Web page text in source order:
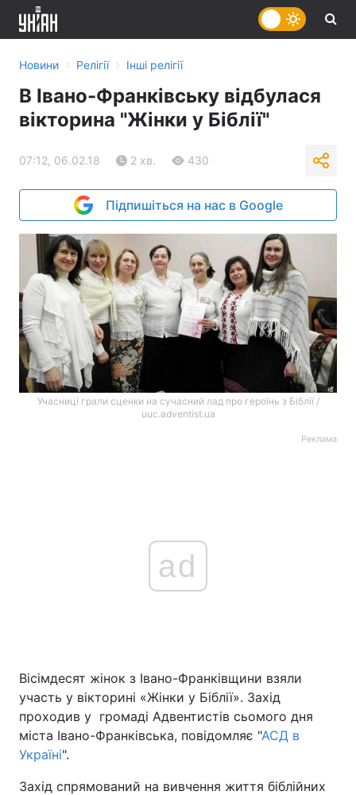
Головна
Новини › Релігії › Інші релігії
В Івано-Франківську відбулася
вікторина "Жінки у Біблії"
07:12, 06.02.18 2 хв. 430
Підпишіться на нас в Google
Учасниці грали сценки на сучасний лад про героїнь з Біблії /
uuc.adventist.ua
Реклама
ad
Вісімдесят жінок з Івано-Франківщини взяли
участь у вікторині «Жінки у Біблії». Захід
проходив у громаді Адвентистів сьомого дня
міста Івано-Франківська, повідомляє "АСД в
Україні".
Захід спрямований на вивчення життя біблійних